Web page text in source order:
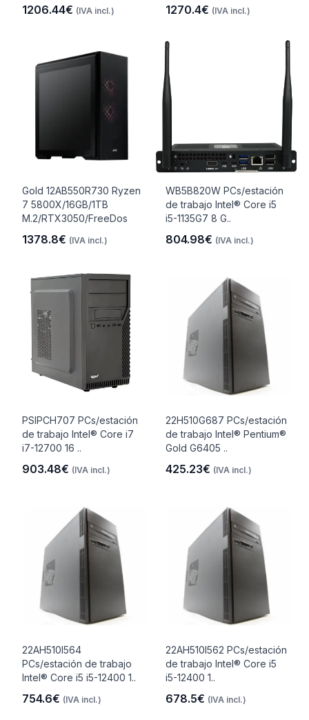
1206.44€ (IVA incl.) 1270.4€ (IVA incl.)
Gold 12AB550R730 Ryzen
7 5800X/16GB/1TB
M.2/RTX3050/FreeDos
1378.8€ (IVA incl.)
WB5B820W PCs/estación
de trabajo Intel® Core i5
i5-1135G7 8 G..
804.98€ (IVA incl.)
PSIPCH707 PCs/estación
de trabajo Intel® Core i7
i7-12700 16 ..
903.48€ (IVA incl.)
22H510G687 PCs/estación
de trabajo Intel® Pentium®
Gold G6405 ..
425.23€ (IVA incl.)
22AH510I564
PCs/estación de trabajo
Intel® Core i5 i5-12400 1..
754.6€ (IVA incl.)
22AH510I562 PCs/estación
de trabajo Intel® Core i5
i5-12400 1..
678.5€ (IVA incl.)